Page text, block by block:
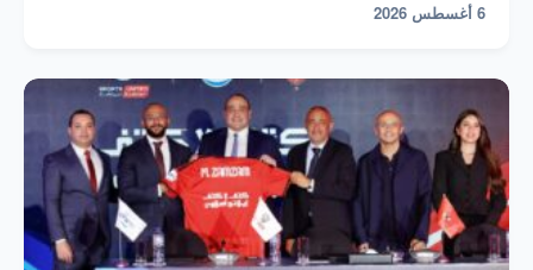
6 أغسطس 2026